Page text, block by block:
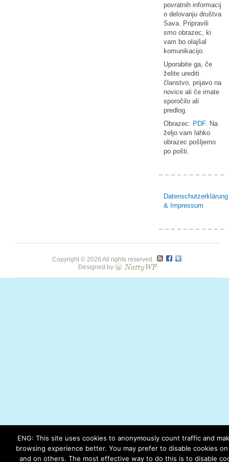
povratnih informacij
o delovanju društva
Sava. Pripravili
smo obrazec, ki
vam bo olajšal
komunikacijo.
Uporabite ga, če
želite urediti
članstvo, prijavo na
novice ali če imate
sporočilo ali
predlog.
Obrazec: PDF. Na
željo vam lahko
obrazec pošljemo
po pošti.
Datenschutzerklärung
& Impressum
Copyright © 2026 All rights reserved.
Designed by
ENG: This site uses cookies to anonymously count traffic and
browsing experience better. You may prefer to disable cookies
and on others. The most effective way to do this is to disable